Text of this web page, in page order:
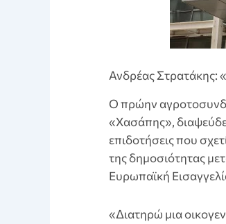
Ανδρέας Στρατάκης:
Ο πρώην
«Χασάπης»,
επιδοτήσεις που
της δημοσιότητας
Ευρωπαϊκή
«Διατηρώ μια